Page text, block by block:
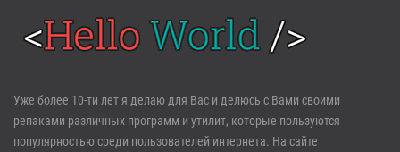
Войти
Регистрация
Забыли пароль?
Уже более 10-ти лет я делаю для Вас и делюсь с Вами своими
репаками различных программ и утилит, которые пользуются
популярностью среди пользователей интернета. На сайте